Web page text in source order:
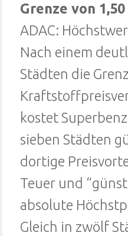
Grenze von
ADAC:
Nach einem
Städten die
kostet
sieben Städten
dortige
Teuer und
absolute
Gleich in zwölf